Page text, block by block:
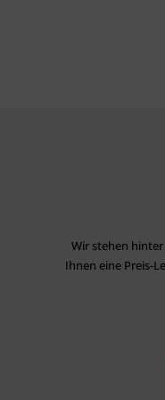
Wir stehen
Ihnen eine Preis-